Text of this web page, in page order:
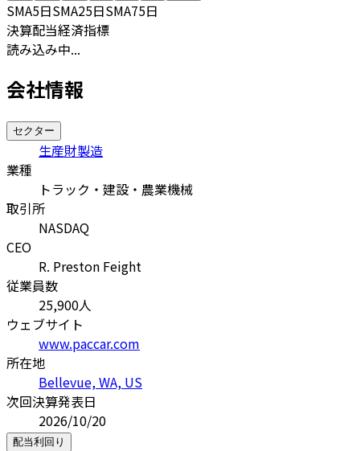
SMA5日SMA25日SMA75日
決算配当経済指標
読み込み中...
会社情報
セクター
生産財製造
業種
トラック・建設・農業機械
取引所
NASDAQ
CEO
R. Preston Feight
従業員数
25,900人
ウェブサイト
www.paccar.com
所在地
Bellevue, WA, US
次回決算発表日
2026/10/20
配当利回り